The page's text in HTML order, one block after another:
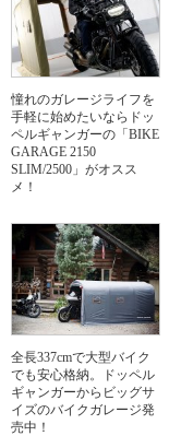
憧れのガレージライフを
手軽に始めたいならドッ
ペルギャンガーの「BIKE
GARAGE 2150
SLIM/2500」がオスス
メ！
全長337cmで大型バイク
でも安心格納。ドッペル
ギャンガーからビッグサ
イズのバイクガレージ発
売中！